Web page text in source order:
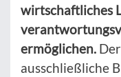
wirtschaftliches
ermöglichen.
ausschließliche